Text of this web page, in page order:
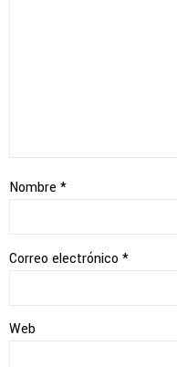
Nombre *
Correo electrónico *
Web